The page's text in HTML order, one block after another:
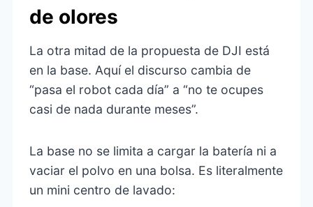
de olores
La otra mitad de la propuesta de DJI está
en la base. Aquí el discurso cambia de
“pasa el robot cada día” a “no te ocupes
casi de nada durante meses”.
La base no se limita a cargar la batería ni a
vaciar el polvo en una bolsa. Es literalmente
un mini centro de lavado: